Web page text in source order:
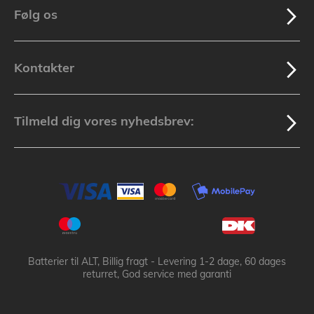
Følg os
Kontakter
Tilmeld dig vores nyhedsbrev:
Batterier til ALT, Billig fragt - Levering 1-2 dage, 60 dages
returret, God service med garanti